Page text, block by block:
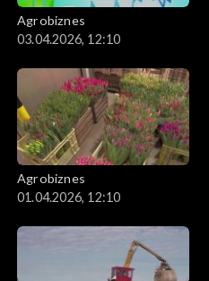
Agrobiznes
03.04.2026, 12:10
Agrobiznes
01.04.2026, 12:10